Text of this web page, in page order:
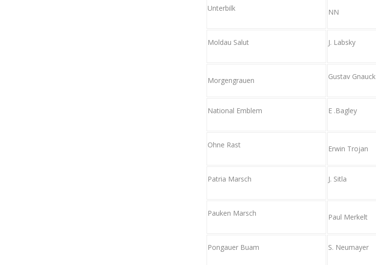
Unterbilk NN
Moldau Salut J. Labsky
Morgengrauen Gustav Gnauck
National Emblem E .Bagley
Ohne Rast Erwin Trojan
Patria Marsch J. Sitla
Pauken Marsch Paul Merkelt
Pongauer Buam S. Neumayer